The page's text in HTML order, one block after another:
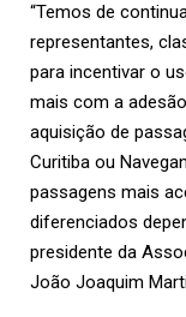
“Temos de
representantes,
para incentivar o
mais com a
aquisição de
Curitiba ou
passagens mais
diferenciados
presidente da
João Joaquim